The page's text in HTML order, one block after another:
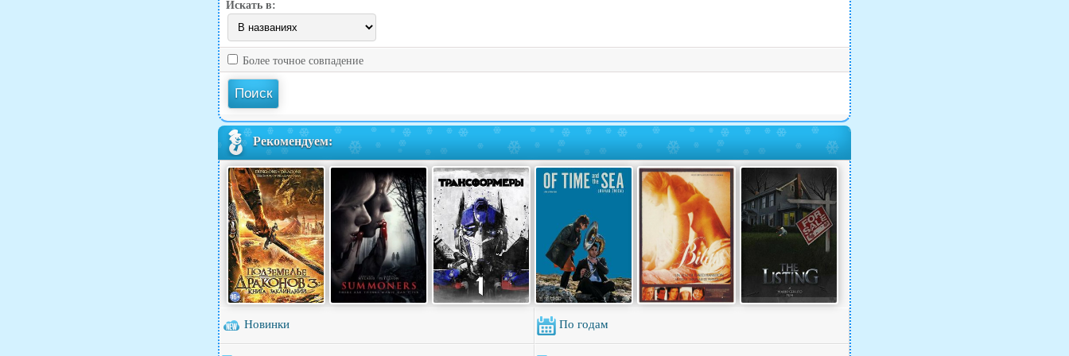
Искать в:
Более точное совпадение
Рекомендуем:
Новинки По годам